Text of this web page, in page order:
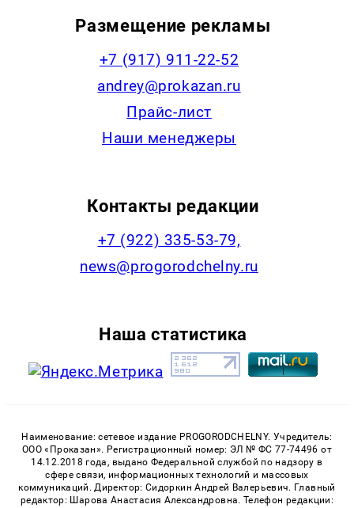
Размещение рекламы
+7 (917) 911-22-52
andrey@prokazan.ru
Прайс-лист
Наши менеджеры
Контакты редакции
+7 (922) 335-53-79,
news@progorodchelny.ru
Наша статистика
Наименование: сетевое издание PROGORODCHELNY. Учредитель:
ООО «Проказан». Регистрационный номер: ЭЛ № ФС 77-74496 от
14.12.2018 года, выдано Федеральной службой по надзору в
сфере связи, информационных технологий и массовых
коммуникаций. Директор: Сидоркин Андрей Валерьевич. Главный
редактор: Шарова Анастасия Александровна. Телефон редакции: